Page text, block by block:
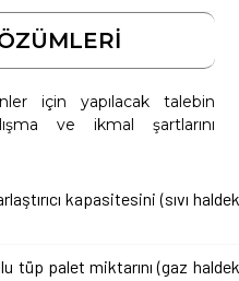
için yapılacak talebin
ve ikmal şartlarını
kapasitesini (sıvı
tüp palet miktarını (gaz